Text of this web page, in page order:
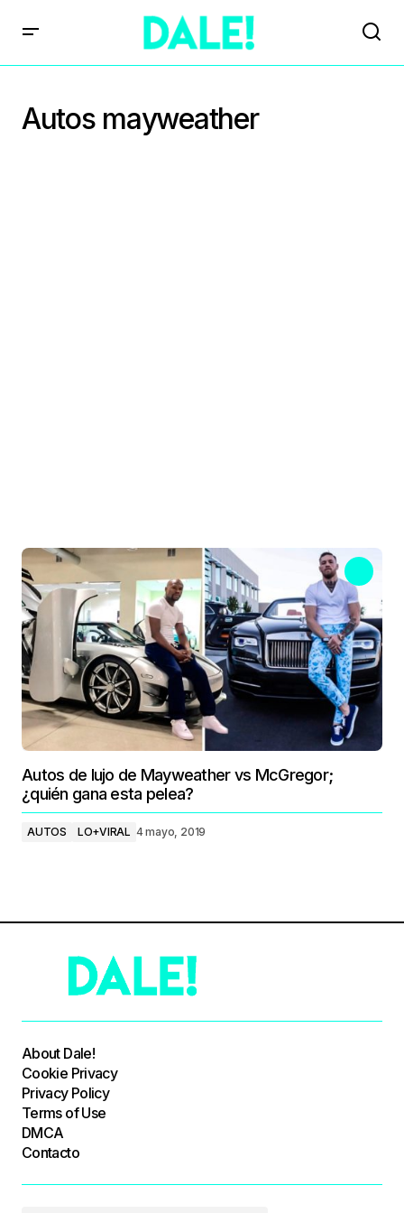
Autos mayweather
Autos de lujo de Mayweather vs McGregor;
¿quién gana esta pelea?
AUTOS LO+VIRAL 4 mayo, 2019
About Dale!
Cookie Privacy
Privacy Policy
Terms of Use
DMCA
Contacto